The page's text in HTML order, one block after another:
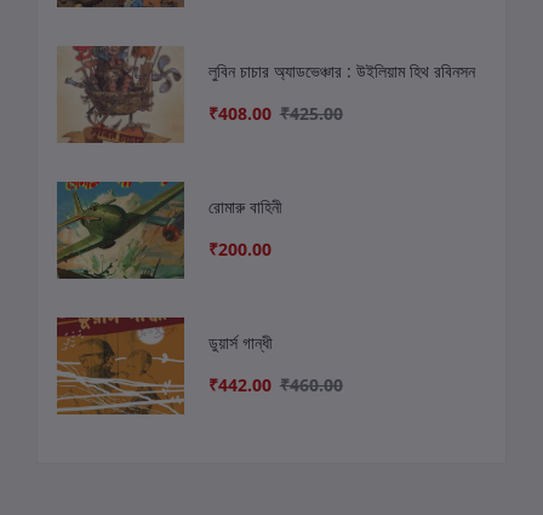
লুবিন চাচার অ্যাডভেঞ্চার : উইলিয়াম হিথ রবিনসন
₹408.00 ₹425.00
রোমারু বাহিনী
₹200.00
ডুয়ার্স গান্ধী
₹442.00 ₹460.00